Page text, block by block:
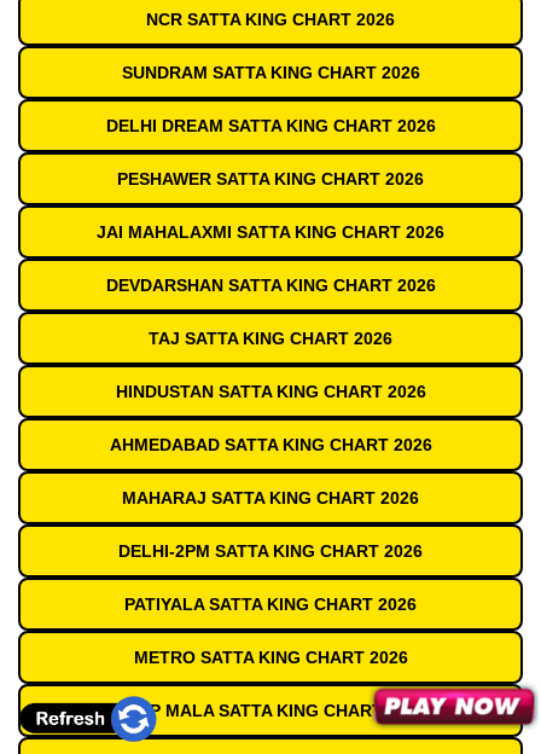
NCR SATTA KING CHART 2026
SUNDRAM SATTA KING CHART 2026
DELHI DREAM SATTA KING CHART 2026
PESHAWER SATTA KING CHART 2026
JAI MAHALAXMI SATTA KING CHART 2026
DEVDARSHAN SATTA KING CHART 2026
TAJ SATTA KING CHART 2026
HINDUSTAN SATTA KING CHART 2026
AHMEDABAD SATTA KING CHART 2026
MAHARAJ SATTA KING CHART 2026
DELHI-2PM SATTA KING CHART 2026
PATIYALA SATTA KING CHART 2026
METRO SATTA KING CHART 2026
DEEP MALA SATTA KING CHART 2026